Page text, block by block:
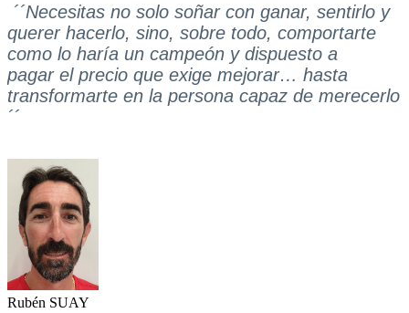
´´Necesitas no solo soñar con ganar, sentirlo y
querer hacerlo, sino, sobre todo, comportarte
como lo haría un campeón y dispuesto a
pagar el precio que exige mejorar… hasta
transformarte en la persona capaz de merecerlo
´´
Rubén SUAY